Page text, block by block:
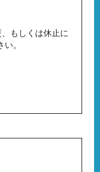
もしくは休止に
。